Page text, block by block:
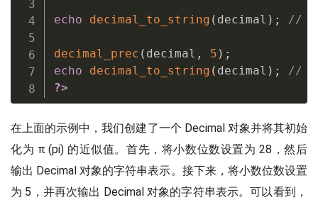
echo decimal_to_string ( decimal ) ; // 输
decimal_prec ( decimal , 5 ) ;
echo
decimal_to_string ( decimal ) ;
// 输
?>
在上面的示例中，我们创建了一个 Decimal 对象并将其初始
化为 π (pi) 的近似值。首先，将小数位数设置为 28，然后
输出 Decimal 对象的字符串表示。接下来，将小数位数设置
为 5，并再次输出 Decimal 对象的字符串表示。可以看到，